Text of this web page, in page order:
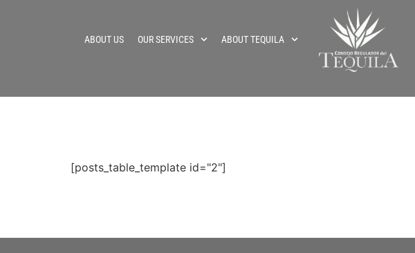
ABOUT US OUR SERVICES ABOUT TEQUILA
[posts_table_template id="2"]